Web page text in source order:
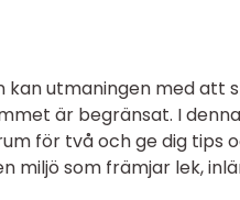
kan utmaningen med
är begränsat. I
för två och ge dig tips
miljö som främjar lek,